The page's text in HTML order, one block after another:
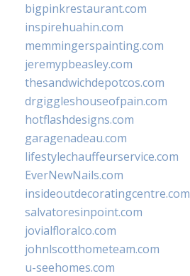
bigpinkrestaurant.com
inspirehuahin.com
memmingerspainting.com
jeremypbeasley.com
thesandwichdepotcos.com
drgiggleshouseofpain.com
hotflashdesigns.com
garagenadeau.com
lifestylechauffeurservice.com
EverNewNails.com
insideoutdecoratingcentre.com
salvatoresinpoint.com
jovialfloralco.com
johnlscotthometeam.com
u-seehomes.com